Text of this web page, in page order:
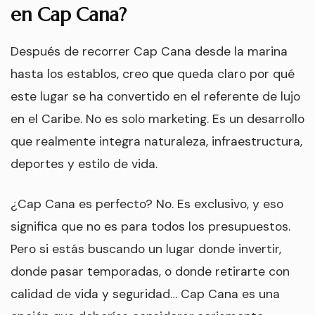
en Cap Cana?
Después de recorrer Cap Cana desde la marina
hasta los establos, creo que queda claro por qué
este lugar se ha convertido en el referente de lujo
en el Caribe. No es solo marketing. Es un desarrollo
que realmente integra naturaleza, infraestructura,
deportes y estilo de vida.
¿Cap Cana es perfecto? No. Es exclusivo, y eso
significa que no es para todos los presupuestos.
Pero si estás buscando un lugar donde invertir,
donde pasar temporadas, o donde retirarte con
calidad de vida y seguridad… Cap Cana es una